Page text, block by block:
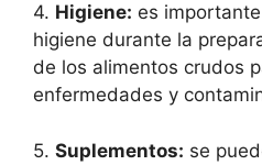
4. Higiene: es
higiene durante la
de los alimentos crudos
enfermedades y
5. Suplementos: se